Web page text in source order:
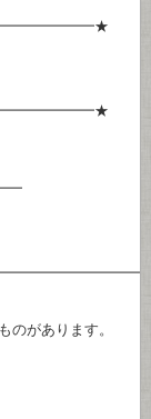
があります。